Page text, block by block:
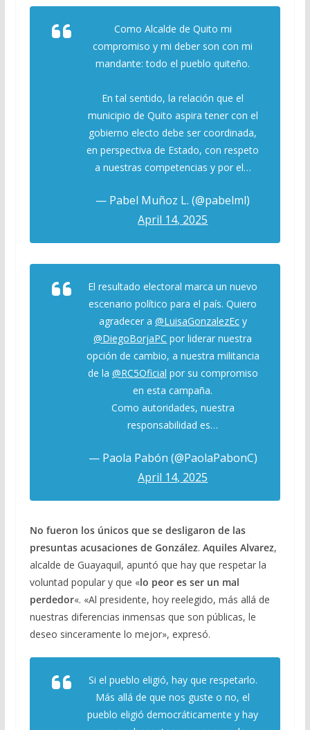
Como Alcalde de Quito mi
compromiso y mi deber son con mi
mandante: todo el pueblo quiteño.
En tal sentido, la relación que el
municipio de Quito aspira tener con el
gobierno electo debe ser coordinada,
en perspectiva de Estado, con respeto
a nuestras competencias y por el…
— Pabel Muñoz L. (@pabelml)
April 14, 2025
El resultado electoral marca un nuevo
escenario político para el país. Quiero
agradecer a @LuisaGonzalezEcy
@DiegoBorjaPC por liderar nuestra
opción de cambio, a nuestra militancia
de la @RC5Oficial por su compromiso
en esta campaña.
Como autoridades, nuestra
responsabilidad es…
— Paola Pabón (@PaolaPabonC)
April 14, 2025
No fueron los únicos que se desligaron de las
presuntas acusaciones de González. Aquiles Alvarez,
alcalde de Guayaquil, apuntó que hay que respetar la
voluntad popular y que «lo peor es ser un mal
perdedor«. «Al presidente, hoy reelegido, más allá de
nuestras diferencias inmensas que son públicas, le
deseo sinceramente lo mejor», expresó.
Si el pueblo eligió, hay que respetarlo.
Más allá de que nos guste o no, el
pueblo eligió democráticamente y hay